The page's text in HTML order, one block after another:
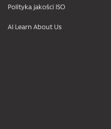
Polityka jakości ISO
AI Learn About Us